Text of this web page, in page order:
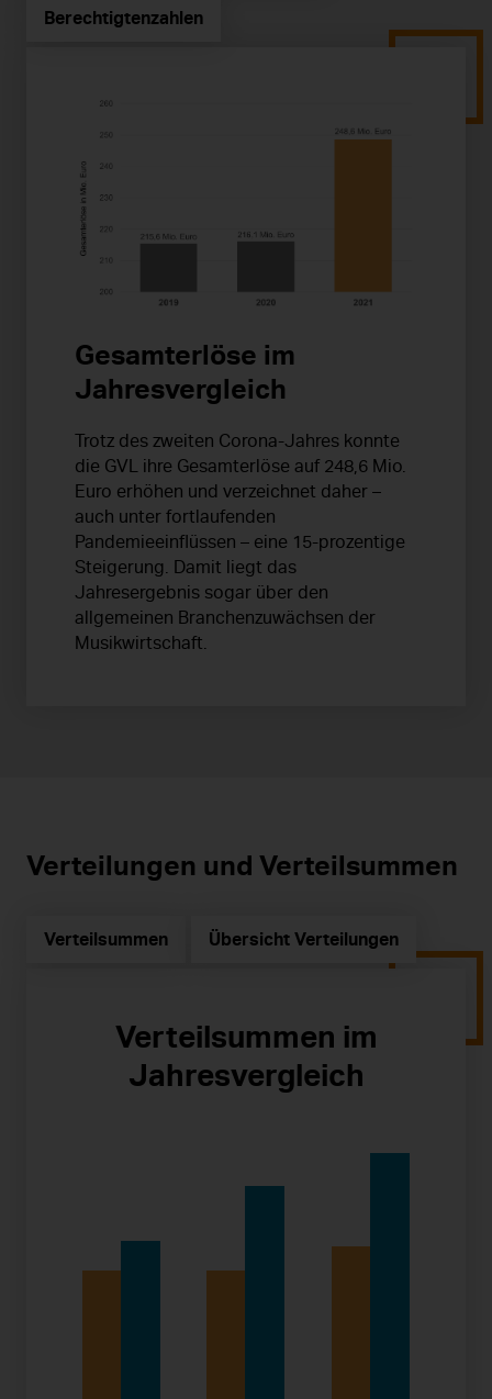
Gesamterlöse im
Jahresvergleich
Trotz des zweiten Corona-Jahres konnte
die GVL ihre Gesamterlöse auf 248,6 Mio.
Euro erhöhen und verzeichnet daher –
auch unter fortlaufenden
Pandemieeinflüssen – eine 15-prozentige
Steigerung. Damit liegt das
Jahresergebnis sogar über den
allgemeinen Branchenzuwächsen der
Musikwirtschaft.
Berechtigtenzahlen
Verteilungen und Verteilsummen
Verteilsummen
Verteilsummen im
Jahresvergleich
Übersicht Verteilungen